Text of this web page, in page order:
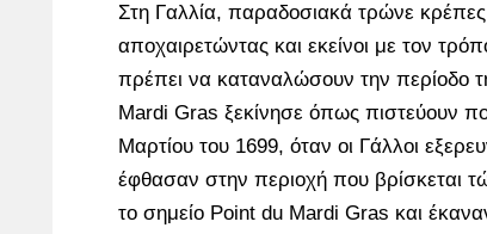
Στη Γαλλία, παραδοσιακά τρώνε
αποχαιρετώντας και εκείνοι με τον
πρέπει να καταναλώσουν την περίοδο
Mardi Gras ξεκίνησε όπως πιστεύουν
Μαρτίου του 1699, όταν οι Γάλλοι
έφθασαν στην περιοχή που βρίσκεται
το σημείο Point du Mardi Gras και